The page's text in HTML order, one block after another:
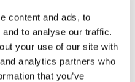
content and ads, to
to analyse our traffic.
your use of our site with
analytics partners who
that you’ve